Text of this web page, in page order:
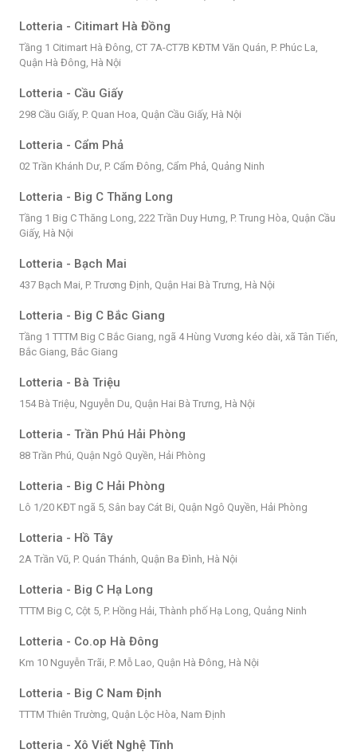
Lotteria - Citimart Hà Đồng
Tầng 1 Citimart Hà Đông, CT 7A-CT7B KĐTM Văn Quán, P. Phúc La,
Quận Hà Đông, Hà Nội
Lotteria - Cầu Giấy
298 Cầu Giấy, P. Quan Hoa, Quận Cầu Giấy, Hà Nội
Lotteria - Cẩm Phả
02 Trần Khánh Dư, P. Cẩm Đông, Cẩm Phả, Quảng Ninh
Lotteria - Big C Thăng Long
Tầng 1 Big C Thăng Long, 222 Trần Duy Hưng, P. Trung Hòa, Quận Cầu
Giấy, Hà Nội
Lotteria - Bạch Mai
437 Bạch Mai, P. Trương Định, Quận Hai Bà Trưng, Hà Nội
Lotteria - Big C Bắc Giang
Tầng 1 TTTM Big C Bắc Giang, ngã 4 Hùng Vương kéo dài, xã Tân Tiến,
Bắc Giang, Bắc Giang
Lotteria - Bà Triệu
154 Bà Triệu, Nguyễn Du, Quận Hai Bà Trưng, Hà Nội
Lotteria - Trần Phú Hải Phòng
88 Trần Phú, Quận Ngô Quyền, Hải Phòng
Lotteria - Big C Hải Phòng
Lô 1/20 KĐT ngã 5, Sân bay Cát Bi, Quận Ngô Quyền, Hải Phòng
Lotteria - Hồ Tây
2A Trần Vũ, P. Quán Thánh, Quận Ba Đình, Hà Nội
Lotteria - Big C Hạ Long
TTTM Big C, Cột 5, P. Hồng Hải, Thành phố Hạ Long, Quảng Ninh
Lotteria - Co.op Hà Đông
Km 10 Nguyễn Trãi, P. Mỗ Lao, Quận Hà Đông, Hà Nội
Lotteria - Big C Nam Định
TTTM Thiên Trường, Quận Lộc Hòa, Nam Định
Lotteria - Xô Viết Nghệ Tĩnh